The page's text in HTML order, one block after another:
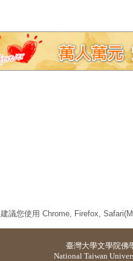
建議您使用 Chrome, Firefox,
臺灣大學文學院佛
National Taiwan